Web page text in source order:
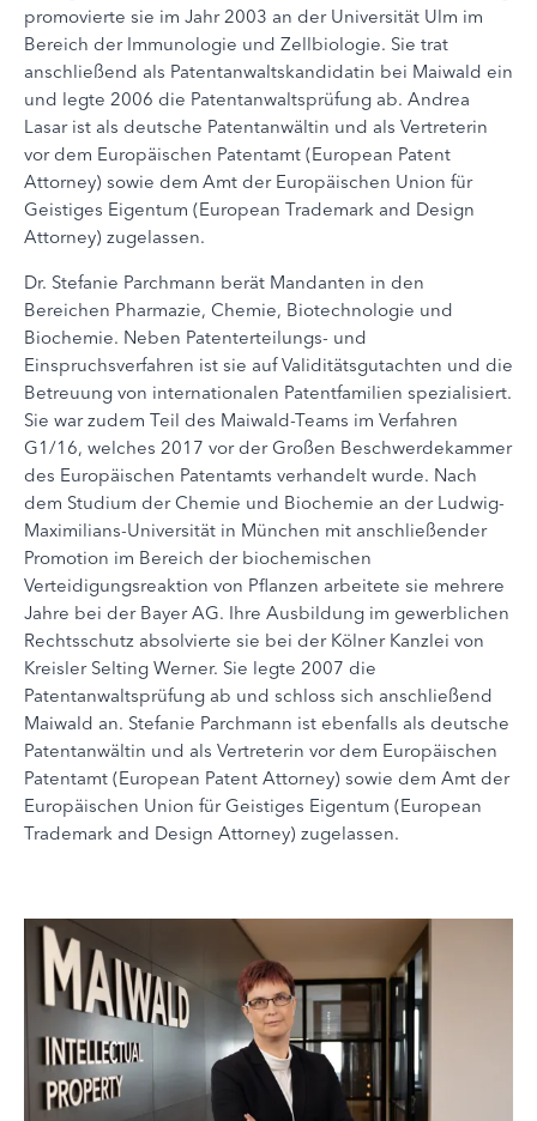
promovierte sie im Jahr 2003 an der Universität Ulm im
Bereich der Immunologie und Zellbiologie. Sie trat
anschließend als Patentanwaltskandidatin bei Maiwald ein
und legte 2006 die Patentanwaltsprüfung ab. Andrea
Lasar ist als deutsche Patentanwältin und als Vertreterin
vor dem Europäischen Patentamt (European Patent
Attorney) sowie dem Amt der Europäischen Union für
Geistiges Eigentum (European Trademark and Design
Attorney) zugelassen.
Dr. Stefanie Parchmann berät Mandanten in den
Bereichen Pharmazie, Chemie, Biotechnologie und
Biochemie. Neben Patenterteilungs- und
Einspruchsverfahren ist sie auf Validitätsgutachten und die
Betreuung von internationalen Patentfamilien spezialisiert.
Sie war zudem Teil des Maiwald-Teams im Verfahren
G1/16, welches 2017 vor der Großen Beschwerdekammer
des Europäischen Patentamts verhandelt wurde. Nach
dem Studium der Chemie und Biochemie an der Ludwig-
Maximilians-Universität in München mit anschließender
Promotion im Bereich der biochemischen
Verteidigungsreaktion von Pflanzen arbeitete sie mehrere
Jahre bei der Bayer AG. Ihre Ausbildung im gewerblichen
Rechtsschutz absolvierte sie bei der Kölner Kanzlei von
Kreisler Selting Werner. Sie legte 2007 die
Patentanwaltsprüfung ab und schloss sich anschließend
Maiwald an. Stefanie Parchmann ist ebenfalls als deutsche
Patentanwältin und als Vertreterin vor dem Europäischen
Patentamt (European Patent Attorney) sowie dem Amt der
Europäischen Union für Geistiges Eigentum (European
Trademark and Design Attorney) zugelassen.